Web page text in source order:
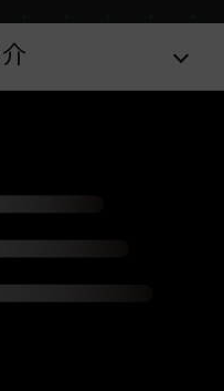
必要があり、一部の
れた周波数に達しない
周波数は、システム
ります。オーバーク
した場合は、BIOS
ください。
ている周波数は「最
テムによって最大周